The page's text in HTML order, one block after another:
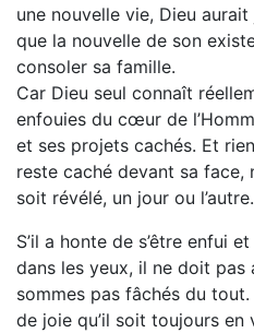
une nouvelle vie, Dieu
que la nouvelle de son
consoler sa famille.
Car Dieu seul connaît
enfouies du cœur de
et ses projets cachés. Et
reste caché devant sa face,
soit révélé, un jour ou l’autre.
S’il a honte de s’être enfui
dans les yeux, il ne doit pas
sommes pas fâchés du
de joie qu’il soit toujours en